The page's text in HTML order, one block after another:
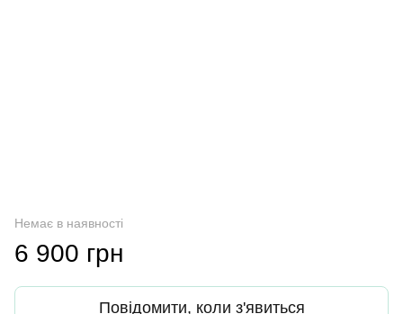
Немає в наявності
6 900 грн
Повідомити, коли з'явиться